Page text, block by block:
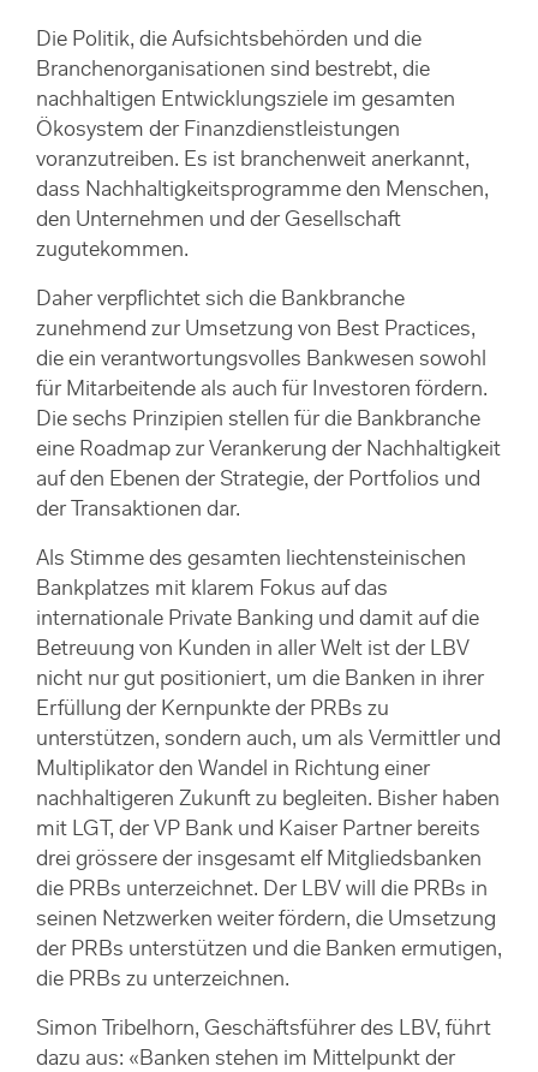
Die Politik, die Aufsichtsbehörden und die
Branchenorganisationen sind bestrebt, die
nachhaltigen Entwicklungsziele im gesamten
Ökosystem der Finanzdienstleistungen
voranzutreiben. Es ist branchenweit anerkannt,
dass Nachhaltigkeitsprogramme den Menschen,
den Unternehmen und der Gesellschaft
zugutekommen.
Daher verpflichtet sich die Bankbranche
zunehmend zur Umsetzung von Best Practices,
die ein verantwortungsvolles Bankwesen sowohl
für Mitarbeitende als auch für Investoren fördern.
Die sechs Prinzipien stellen für die Bankbranche
eine Roadmap zur Verankerung der Nachhaltigkeit
auf den Ebenen der Strategie, der Portfolios und
der Transaktionen dar.
Als Stimme des gesamten liechtensteinischen
Bankplatzes mit klarem Fokus auf das
internationale Private Banking und damit auf die
Betreuung von Kunden in aller Welt ist der LBV
nicht nur gut positioniert, um die Banken in ihrer
Erfüllung der Kernpunkte der PRBs zu
unterstützen, sondern auch, um als Vermittler und
Multiplikator den Wandel in Richtung einer
nachhaltigeren Zukunft zu begleiten. Bisher haben
mit LGT, der VP Bank und Kaiser Partner bereits
drei grössere der insgesamt elf Mitgliedsbanken
die PRBs unterzeichnet. Der LBV will die PRBs in
seinen Netzwerken weiter fördern, die Umsetzung
der PRBs unterstützen und die Banken ermutigen,
die PRBs zu unterzeichnen.
Simon Tribelhorn, Geschäftsführer des LBV, führt
dazu aus: «Banken stehen im Mittelpunkt der